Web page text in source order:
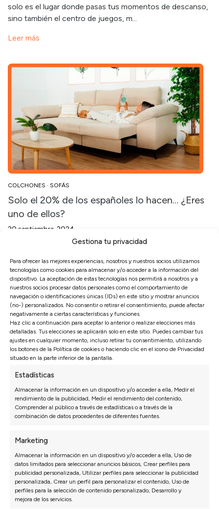
Gestiona tu privacidad
Para ofrecer las mejores experiencias, nosotros y nuestros socios utilizamos
tecnologías como cookies para almacenar y/o acceder a la información del
dispositivo. La aceptación de estas tecnologías nos permitirá a nosotros y a
nuestros socios procesar datos personales como el comportamiento de
navegación o identificaciones únicas (IDs) en este sitio y mostrar anuncios
(no-) personalizados. No consentir o retirar el consentimiento, puede afectar
negativamente a ciertas características y funciones.
Haz clic a continuación para aceptar lo anterior o realizar elecciones más
detalladas. Tus elecciones se aplicarán solo en este sitio. Puedes cambiar tus
ajustes en cualquier momento, incluso retirar tu consentimiento, utilizando
los botones de la Política de cookies o haciendo clic en el icono de Privacidad
situado en la parte inferior de la pantalla.
Estadísticas
Almacenar la información en un dispositivo y/o acceder a ella, Medir el
rendimiento de la publicidad, Medir el rendimiento del contenido,
Comprender al público a través de estadísticas o a través de la
combinación de datos procedentes de diferentes fuentes.
Marketing
Almacenar la información en un dispositivo y/o acceder a ella, Uso de
datos limitados para seleccionar anuncios básicos, Crear perfiles para
publicidad personalizada, Utilizar perfiles para seleccionar la publicidad
personalizada, Crear un perfil para personalizar el contenido, Uso de
perfiles para la selección de contenido personalizado, Desarrollo y
mejora de los servicios.
solo es el lugar donde pasas tus momentos de descanso,
sino también el centro de juegos, m...
Leer más
COLCHONES · SOFÁS
Solo el 20% de los españoles lo hacen... ¿Eres
uno de ellos?
20 septiembre, 2024
Todos sabemos que la siesta sigue siendo uno de los
estereotipos más conocidos de nuestra cultura, ¿pero
sabías que solo un 20% de los españoles la disfrutan a
diario? ¿Prefieres dormir la siesta en e...
Leer más
¿Cuántos años dura un sofá?
9 agosto, 2024
¿Sabes cómo medir la vida útil de tu sofá? Descubre los